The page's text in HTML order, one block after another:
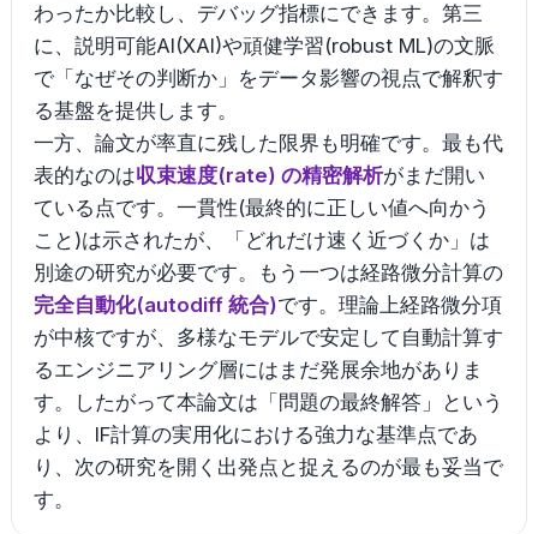
わったか比較し、デバッグ指標にできます。第三
に、説明可能AI(XAI)や頑健学習(robust ML)の文脈
で「なぜその判断か」をデータ影響の視点で解釈す
る基盤を提供します。
一方、論文が率直に残した限界も明確です。最も代
表的なのは収束速度(rate) の精密解析がまだ開い
ている点です。一貫性(最終的に正しい値へ向かう
こと)は示されたが、「どれだけ速く近づくか」は
別途の研究が必要です。もう一つは経路微分計算の
完全自動化(autodiff 統合)です。理論上経路微分項
が中核ですが、多様なモデルで安定して自動計算す
るエンジニアリング層にはまだ発展余地がありま
す。したがって本論文は「問題の最終解答」という
より、IF計算の実用化における強力な基準点であ
り、次の研究を開く出発点と捉えるのが最も妥当で
す。